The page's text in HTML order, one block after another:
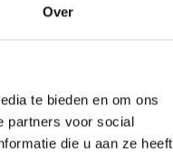
Over
te bieden en om ons
partners voor social
die u aan ze heeft